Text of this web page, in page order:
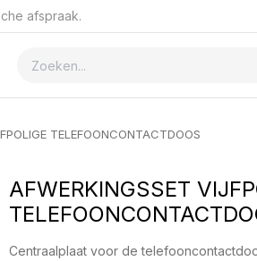
afspraak.
TELEFOONCONTACTDOOS
AFWERKINGSSET
Centraalplaat voor de